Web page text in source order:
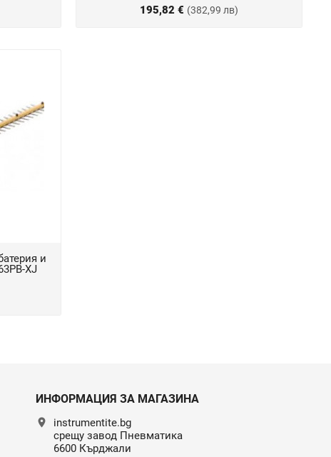
195,82 € (382,99 лв)
и
XJ
ИНФОРМАЦИЯ ЗА МАГАЗИНА
location_on
instrumentite.bg
срещу завод Пневматика
6600 Кърджали